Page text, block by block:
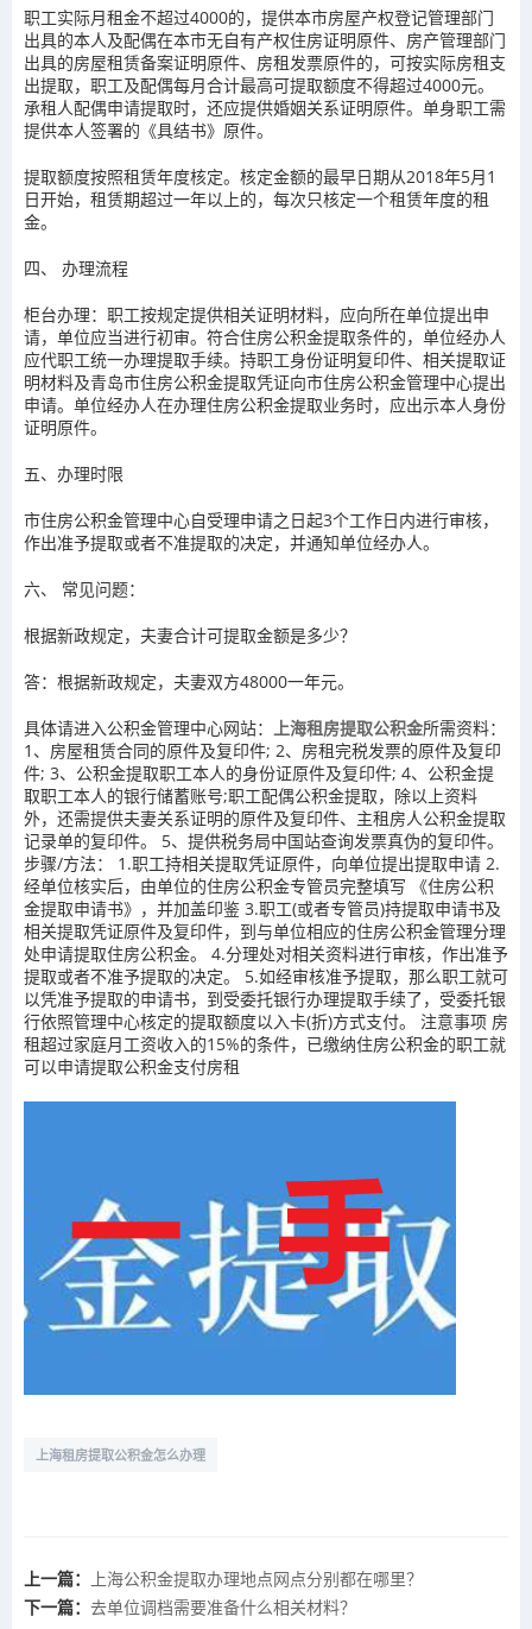
职工实际月租金不超过4000的，提供本市房屋产权登记管理部门
出具的本人及配偶在本市无自有产权住房证明原件、房产管理部门
出具的房屋租赁备案证明原件、房租发票原件的，可按实际房租支
出提取，职工及配偶每月合计最高可提取额度不得超过4000元。
承租人配偶申请提取时，还应提供婚姻关系证明原件。单身职工需
提供本人签署的《具结书》原件。
提取额度按照租赁年度核定。核定金额的最早日期从2018年5月1
日开始，租赁期超过一年以上的，每次只核定一个租赁年度的租
金。
四、 办理流程
柜台办理：职工按规定提供相关证明材料，应向所在单位提出申
请，单位应当进行初审。符合住房公积金提取条件的，单位经办人
应代职工统一办理提取手续。持职工身份证明复印件、相关提取证
明材料及青岛市住房公积金提取凭证向市住房公积金管理中心提出
申请。单位经办人在办理住房公积金提取业务时，应出示本人身份
证明原件。
五、办理时限
市住房公积金管理中心自受理申请之日起3个工作日内进行审核，
作出准予提取或者不准提取的决定，并通知单位经办人。
六、 常见问题：
根据新政规定，夫妻合计可提取金额是多少？
答：根据新政规定，夫妻双方48000一年元。
具体请进入公积金管理中心网站： 上海租房提取公积金所需资料：
1、房屋租赁合同的原件及复印件; 2、房租完税发票的原件及复印
件; 3、公积金提取职工本人的身份证原件及复印件; 4、公积金提
取职工本人的银行储蓄账号;职工配偶公积金提取，除以上资料
外，还需提供夫妻关系证明的原件及复印件、主租房人公积金提取
记录单的复印件。 5、提供税务局中国站查询发票真伪的复印件。
步骤/方法： 1.职工持相关提取凭证原件，向单位提出提取申请 2.
经单位核实后，由单位的住房公积金专管员完整填写 《住房公积
金提取申请书》，并加盖印鉴 3.职工(或者专管员)持提取申请书及
相关提取凭证原件及复印件，到与单位相应的住房公积金管理分理
处申请提取住房公积金。 4.分理处对相关资料进行审核，作出准予
提取或者不准予提取的决定。 5.如经审核准予提取，那么职工就可
以凭准予提取的申请书，到受委托银行办理提取手续了，受委托银
行依照管理中心核定的提取额度以入卡(折)方式支付。 注意事项 房
租超过家庭月工资收入的15%的条件，已缴纳住房公积金的职工就
可以申请提取公积金支付房租
上海租房提取公积金怎么办理
上一篇：
上海公积金提取办理地点网点分别都在哪里？
下一篇： 去单位调档需要准备什么相关材料？